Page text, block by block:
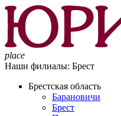
place
Наши филиалы: Брест
Брестская область
Барановичи
Брест